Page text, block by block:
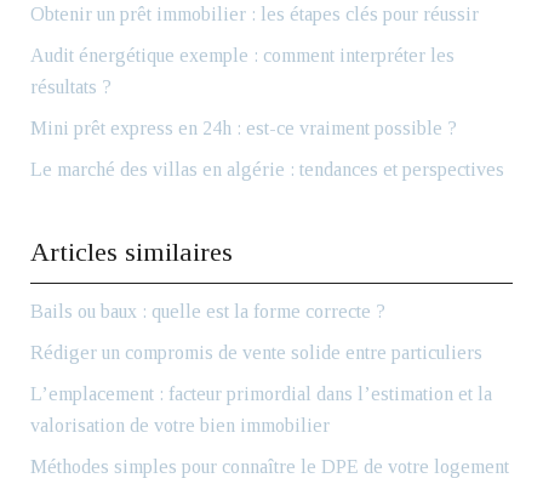
Obtenir un prêt immobilier : les étapes clés pour réussir
Audit énergétique exemple : comment interpréter les
résultats ?
Mini prêt express en 24h : est-ce vraiment possible ?
Le marché des villas en algérie : tendances et perspectives
Articles similaires
Bails ou baux : quelle est la forme correcte ?
Rédiger un compromis de vente solide entre particuliers
L’emplacement : facteur primordial dans l’estimation et la
valorisation de votre bien immobilier
Méthodes simples pour connaître le DPE de votre logement